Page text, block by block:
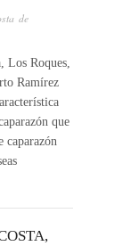
de
Los Roques,
Ramírez
que
caparazón